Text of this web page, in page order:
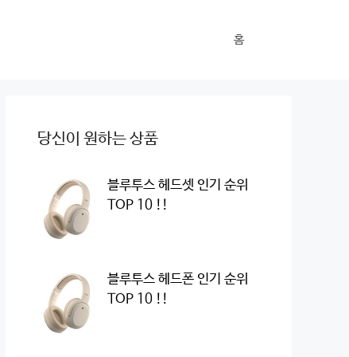
홈
당신이 원하는 상품
블루투스 헤드셋 인기 순위
TOP 10 !!
블루투스 헤드폰 인기 순위
TOP 10 !!